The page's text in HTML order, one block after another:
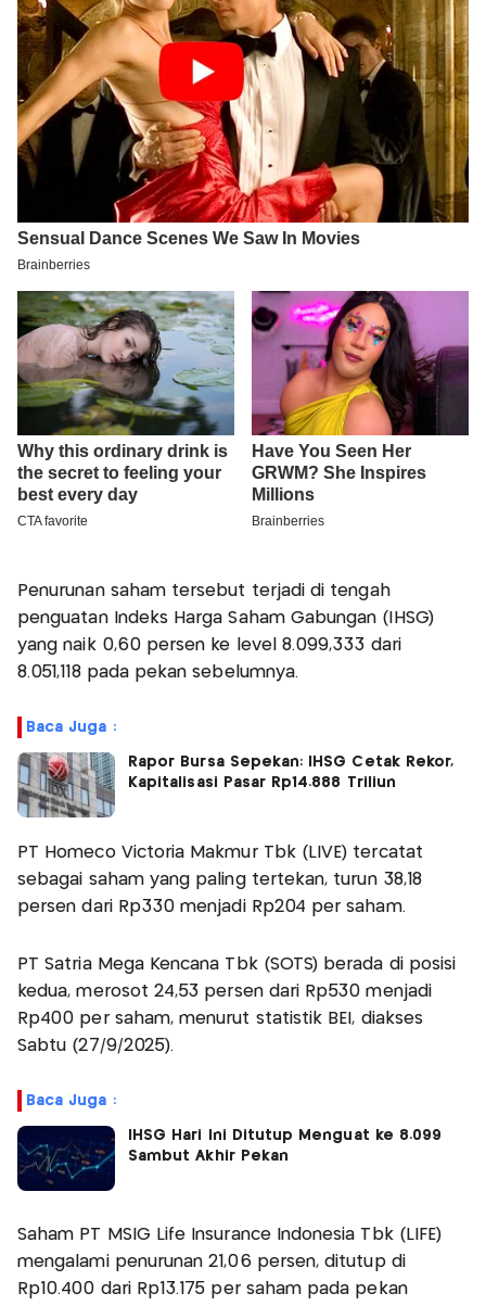
Penurunan saham tersebut terjadi di tengah
penguatan Indeks Harga Saham Gabungan (IHSG)
yang naik 0,60 persen ke level 8.099,333 dari
8.051,118 pada pekan sebelumnya.
Baca Juga :
Rapor Bursa Sepekan: IHSG Cetak Rekor,
Kapitalisasi Pasar Rp14.888 Triliun
PT Homeco Victoria Makmur Tbk (LIVE) tercatat
sebagai saham yang paling tertekan, turun 38,18
persen dari Rp330 menjadi Rp204 per saham.
PT Satria Mega Kencana Tbk (SOTS) berada di posisi
kedua, merosot 24,53 persen dari Rp530 menjadi
Rp400 per saham, menurut statistik BEI, diakses
Sabtu (27/9/2025).
Baca Juga :
IHSG Hari Ini Ditutup Menguat ke 8.099
Sambut Akhir Pekan
Saham PT MSIG Life Insurance Indonesia Tbk (LIFE)
mengalami penurunan 21,06 persen, ditutup di
Rp10.400 dari Rp13.175 per saham pada pekan